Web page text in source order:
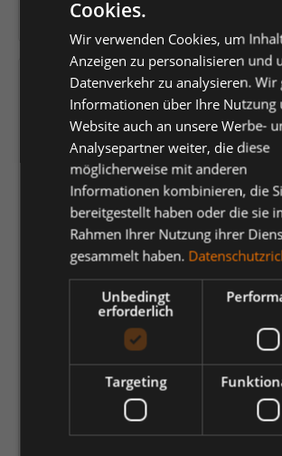
Herstellernummer:
Versandfertig in 4 Tagen, Lieferzeit 1-3
Farbeauswählen
Gelb/Blue Ink Gelb/Grün Gelb/Schwarz
Orange/Anthrazit Grau Orange/Blue ink
Rot/Schwarz
44 46
60
72 74
Cookies.
Wir verwenden Cookies, um
Anzeigen zu personalisieren und
Datenverkehr zu analysieren. Wir
Informationen über Ihre Nutzung
Website auch an unsere Werbe-
Analysepartner weiter, die diese
möglicherweise mit anderen
Informationen kombinieren, die
bereitgestellt haben oder die sie
Rahmen Ihrer Nutzung ihrer
gesammelt haben.
Unbedingt
erforderlich
Targeting